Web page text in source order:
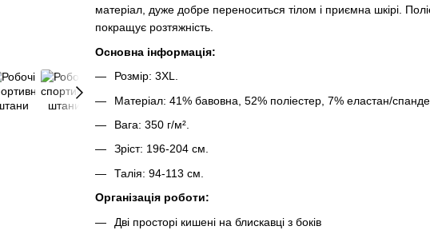
матеріал, дуже добре переноситься тілом і приємна шкірі.
покращує розтяжність.
Основна інформація:
Розмір: 3XL.
Матеріал: 41% бавовна, 52% поліестер, 7% еластан/
Вага: 350 г/м².
Зріст: 196-204 см.
Талія: 94-113 см.
Організація роботи:
Дві просторі кишені на блискавці з боків